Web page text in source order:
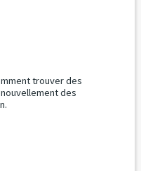
trouver des
des